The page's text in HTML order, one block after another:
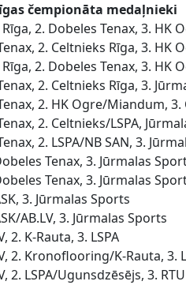
čempionāta medaļnieki
2. Dobeles Tenax, 3. HK
2. Celtnieks Rīga, 3. HK
2. Dobeles Tenax, 3. HK
2. Celtnieks Rīga, 3.
2. HK Ogre/Miandum, 3.
2. Celtnieks/LSPA,
2. LSPA/NB SAN, 3.
Tenax, 3. Jūrmalas
Tenax, 3. Jūrmalas
3. Jūrmalas Sports
AB.LV, 3. Jūrmalas Sports
2. K-Rauta, 3. LSPA
2. Kronoflooring/K-Rauta, 3.
2. LSPA/Ugunsdzēsējs, 3. RTU